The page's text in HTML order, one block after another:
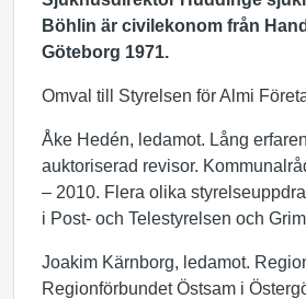
Böhlin är civilekonom från
Göteborg 1971.
Omval till Styrelsen för Almi
Åke Hedén, ledamot. Lång
auktoriserad revisor.
– 2010. Flera olika
i Post- och Telestyrelsen och
Joakim Kärnborg, ledamot.
Regionförbundet Östsam i